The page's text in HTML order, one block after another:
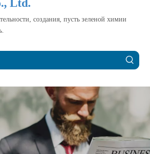
Ltd.
создания, пусть зеленой химии